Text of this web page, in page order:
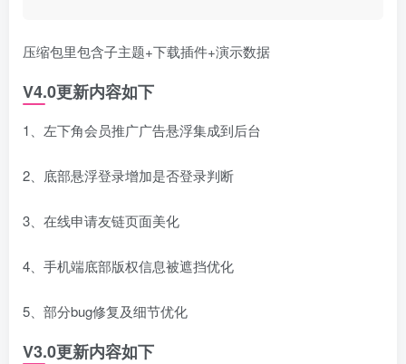
压缩包里包含子主题+下载插件+演示数据
V4.0更新内容如下
1、左下角会员推广广告悬浮集成到后台
2、底部悬浮登录增加是否登录判断
3、在线申请友链页面美化
4、手机端底部版权信息被遮挡优化
5、部分bug修复及细节优化
V3.0更新内容如下